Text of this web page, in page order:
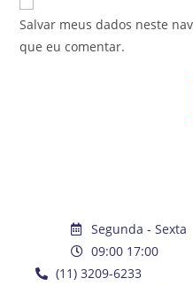
Salvar meus dados neste
que eu comentar.
Segunda - Sexta
09:00 17:00
(11) 3209-6233